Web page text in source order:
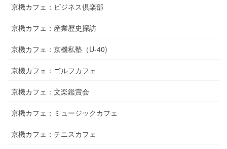
京機カフェ：ビジネス倶楽部
京機カフェ：産業歴史探訪
京機カフェ：京機私塾（U-40)
京機カフェ：ゴルフカフェ
京機カフェ：文楽鑑賞会
京機カフェ：ミュージックカフェ
京機カフェ：テニスカフェ